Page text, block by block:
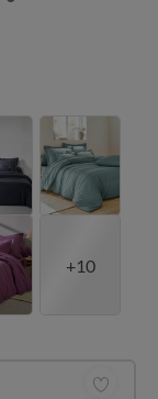
+10